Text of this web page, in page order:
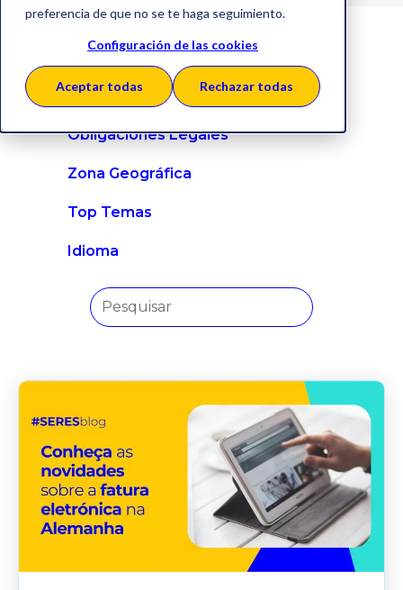
preferencia de que no se te haga seguimiento.
Configuración de las cookies
Aceptar todas Rechazar todas
Inicio
Soluciones
Obligaciones Legales
Zona Geográfica
Top Temas
Idioma